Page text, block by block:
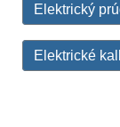
Elektrický
Elektrické